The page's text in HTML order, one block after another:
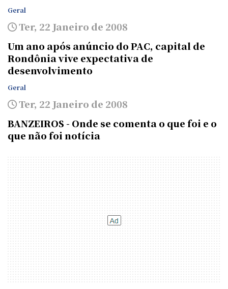
Geral
Ter, 22 Janeiro de 2008
Um ano após anúncio do PAC, capital de
Rondônia vive expectativa de
desenvolvimento
Geral
Ter, 22 Janeiro de 2008
BANZEIROS - Onde se comenta o que foi e o
que não foi notícia